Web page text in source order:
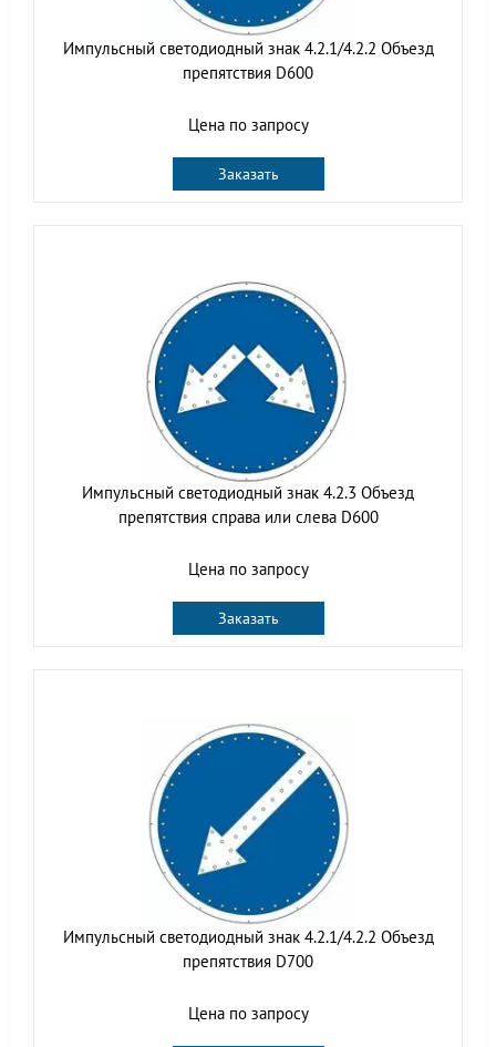
Импульсный светодиодный знак 4.2.1/4.2.2 Объезд
препятствия D600
Цена по запросу
Заказать
Импульсный светодиодный знак 4.2.3 Объезд
препятствия справа или слева D600
Цена по запросу
Заказать
Импульсный светодиодный знак 4.2.1/4.2.2 Объезд
препятствия D700
Цена по запросу